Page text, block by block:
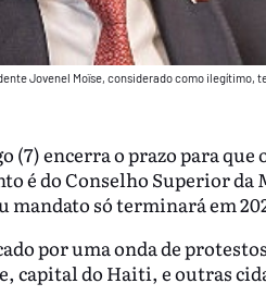
Jovenel Moïse, considerado como
(7) encerra o prazo para que
é do Conselho Superior da
mandato só terminará em
por uma onda de
capital do Haiti, e outras